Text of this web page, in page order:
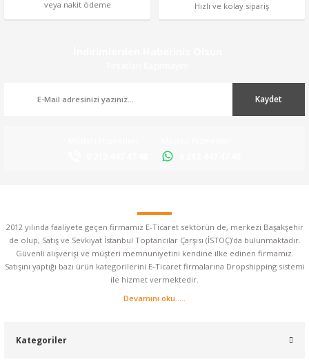
veya nakit ödeme
Hızlı ve kolay sipariş
Kaydet
2012 yılında faaliyete geçen firmamız E-Ticaret sektörün de, merkezi Başakşehir
de olup, Satış ve Sevkiyat İstanbul Toptancılar Çarşısı (İSTOÇ)’da bulunmaktadır.
Güvenli alışverişi ve müşteri memnuniyetini kendine ilke edinen firmamız.
Satışını yaptığı bazı ürün kategorilerini E-Ticaret firmalarına Dropshipping sistemi
ile hizmet vermektedir.
Devamını oku.....
Kategoriler